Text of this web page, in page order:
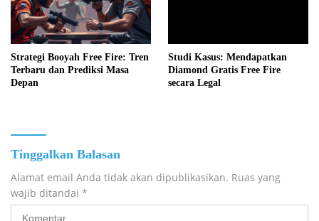
Strategi Booyah Free Fire: Tren
Terbaru dan Prediksi Masa
Depan
Studi Kasus: Mendapatkan
Diamond Gratis Free Fire
secara Legal
Tinggalkan Balasan
Alamat email Anda tidak akan dipublikasikan. Ruas yang
wajib ditandai *